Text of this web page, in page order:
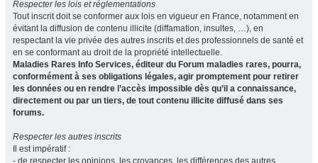
Respecter les lois et réglementations
Tout inscrit doit se conformer aux lois en vigueur en France, notamment en
évitant la diffusion de contenu illicite (diffamation, insultes, …), en
respectant la vie privée des autres inscrits et des professionnels de santé et
en se conformant au droit de la propriété intellectuelle.
Maladies Rares Info Services, éditeur du Forum maladies rares, pourra,
conformément à ses obligations légales, agir promptement pour retirer
les données ou en rendre l’accès impossible dès qu’il a connaissance,
directement ou par un tiers, de tout contenu illicite diffusé dans ses
forums.
Respecter les autres inscrits
Il est impératif :
- de respecter les opinions, les croyances, les différences des autres